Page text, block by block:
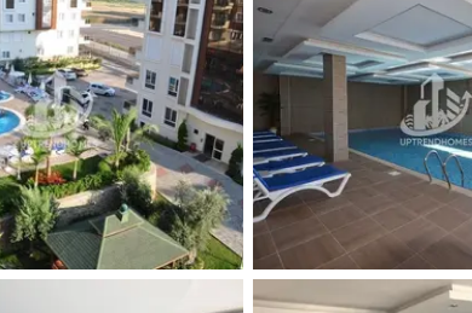
Россия Испания Кипр
Таиланд